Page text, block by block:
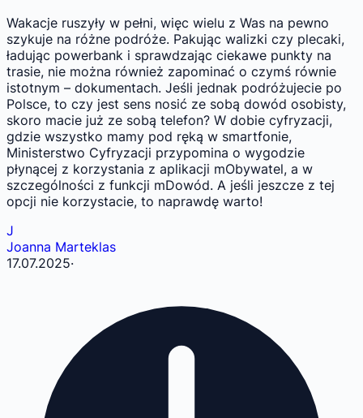
Wakacje ruszyły w pełni, więc wielu z Was na pewno
szykuje na różne podróże. Pakując walizki czy plecaki,
ładując powerbank i sprawdzając ciekawe punkty na
trasie, nie można również zapominać o czymś równie
istotnym – dokumentach. Jeśli jednak podróżujecie po
Polsce, to czy jest sens nosić ze sobą dowód osobisty,
skoro macie już ze sobą telefon? W dobie cyfryzacji,
gdzie wszystko mamy pod ręką w smartfonie,
Ministerstwo Cyfryzacji przypomina o wygodzie
płynącej z korzystania z aplikacji mObywatel, a w
szczególności z funkcji mDowód. A jeśli jeszcze z tej
opcji nie korzystacie, to naprawdę warto!
J
Joanna Marteklas
17.07.2025·